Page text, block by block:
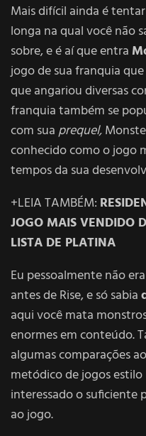
Mais difícil ainda é
longa na qual você não
sobre, e é aí que entra
jogo de sua franquia
que angariou diversas
franquia também se
com suaprequel,
conhecido como o jogo
tempos da sua
+LEIA TAMBÉM:
JOGO MAIS VENDIDO
LISTA DE PLATINA
Eu pessoalmente não
antes de Rise, e só sabia
aqui você mata
enormes em conteúdo.
algumas comparações
metódico de jogos estilo
interessado o suficiente
ao jogo.